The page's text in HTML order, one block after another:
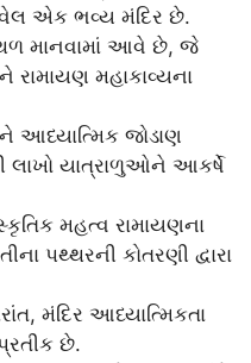
એક ભવ્ય મંદિર છે.
માનવામાં આવે છે, જે
મહાકાવ્યના
આધ્યાત્મિક જોડાણ
લાખો યાત્રાળુઓને આકર્ષે
મહત્વ રામાયણના
પથ્થરની કોતરણી દ્વારા
મંદિર આધ્યાત્મિકતા
છે.